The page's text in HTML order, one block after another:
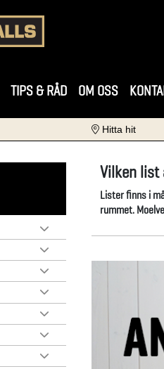
TIPS & RÅD OM OSS
Hitta hit
Vilken list
Lister finns i
rummet.